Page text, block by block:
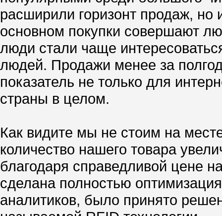
расширили горизонт продаж, но
основном покупки совершают
люди стали чаще
людей. Продажи менее за
показатель не только для
страны в целом.
Как видите мы не стоим на
количество нашего товара
благодаря справедливой цене
сделана полностью
аналитиков, было принято